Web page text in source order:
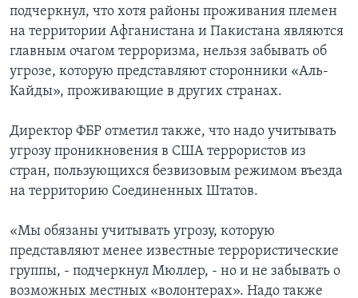
подчеркнул, что хотя районы проживания племен
на территории Афганистана и Пакистана являются
главным очагом терроризма, нельзя забывать об
угрозе, которую представляют сторонники «Аль-
Кайды», проживающие в других странах.
Директор ФБР отметил также, что надо учитывать
угрозу проникновения в США террористов из
стран, пользующихся безвизовым режимом въезда
на территорию Соединенных Штатов.
«Мы обязаны учитывать угрозу, которую
представляют менее известные террористические
группы, - подчеркнул Мюллер, - но и не забывать о
возможных местных «волонтерах». Надо также